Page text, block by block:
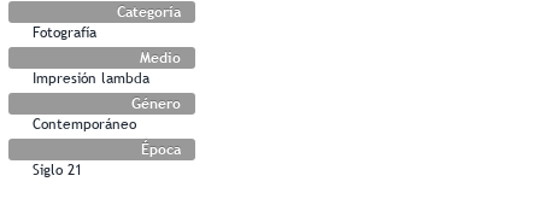
Categoría
Fotografía
Medio
Impresión lambda
Género
Contemporáneo
Época
Siglo 21